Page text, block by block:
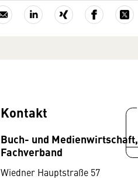
Kontakt
Buch- und Medienwirtschaft,
Fachverband
Wiedner Hauptstraße 57